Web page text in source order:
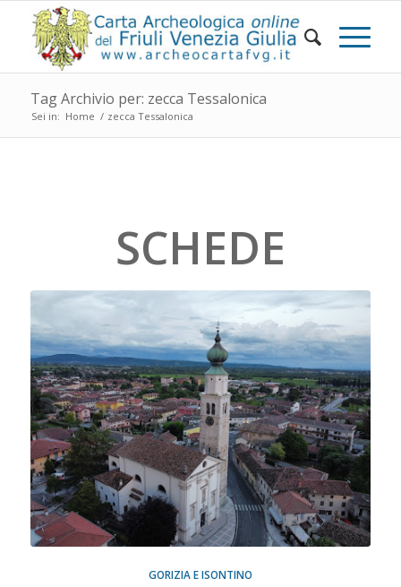
Tag Archivio per: zecca Tessalonica
Sei in: Home / zecca Tessalonica
SCHEDE
GORIZIA E ISONTINO